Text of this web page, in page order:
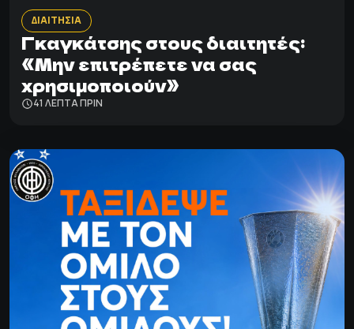
ΔΙΑΙΤΗΣΙΑ
Γκαγκάτσης στους διαιτητές:
«Μην επιτρέπετε να σας
χρησιμοποιούν»
41 ΛΕΠΤΑ ΠΡΙΝ